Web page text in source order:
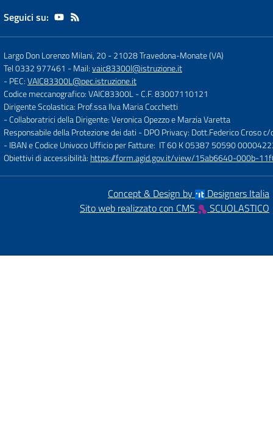
Seguici su:
Largo Don Lorenzo Milani, 20-21028 Travedona-Monate (VA)
Tel 0332 977461 - Mail:vaic83300l@istruzione.it
- PEC:VAIC83300L@pec.istruzione.it
Codice meccanografico: VAIC83300L- C.F. 83007110121
Dirigente Scolastica: Prof.ssa Ilva Maria Cocchetti
- Collaboratrici della Dirigente: Veronica Opezzo e Marzia Varetta
Responsabile della Protezione dei dati - DPO Privacy: Dott.Federico Croso
- IBAN e Codice Univoco Ufficio per Fatture: IT 60 K 05387 50590
Obiettivi di accessibilità: https://form.agid.gov.it/view/15ab6640-000b-
Concept & Design by
Designers Italia
Sito web realizzato con CMS
SCUOLASTICO